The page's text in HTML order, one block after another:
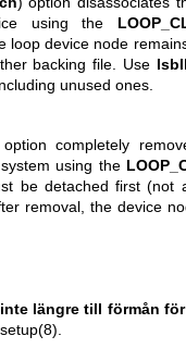
using the
loop device node
backing file. Use
unused ones.
option completely
using the
be detached first (not
removal, the device
längre till förmån